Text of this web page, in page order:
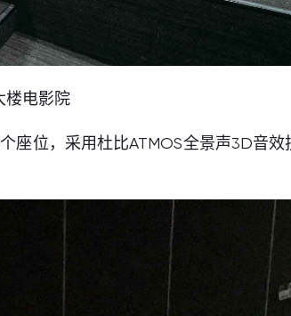
楼电影院
位，采用杜比ATMOS全景声3D音效